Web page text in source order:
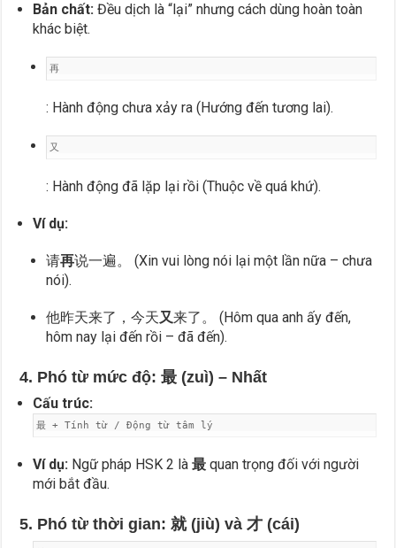
Bản chất: Đều dịch là “lại” nhưng cách dùng hoàn toàn
khác biệt.
再
: Hành động chưa xảy ra (Hướng đến tương lai).
又
: Hành động đã lặp lại rồi (Thuộc về quá khứ).
Ví dụ:
请再说一遍。 (Xin vui lòng nói lại một lần nữa – chưa
nói).
他昨天来了，今天又来了。 (Hôm qua anh ấy đến,
hôm nay lại đến rồi – đã đến).
4. Phó từ mức độ: 最 (zuì) – Nhất
Cấu trúc:
最 + Tính từ / Động từ tâm lý
Ví dụ: Ngữ pháp HSK 2 là最 quan trọng đối với người
mới bắt đầu.
5. Phó từ thời gian: 就 (jiù) và 才 (cái)